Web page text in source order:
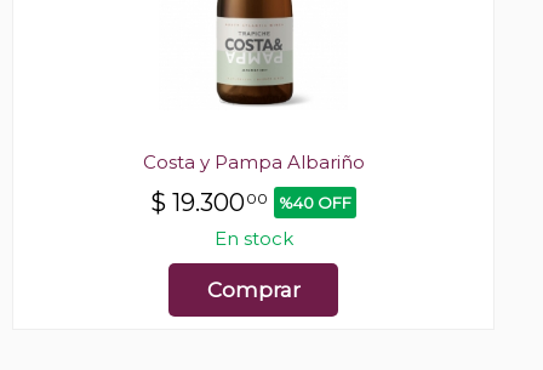
Costa y Pampa Albariño
$ 19.30000 %40 OFF
En stock
Comprar